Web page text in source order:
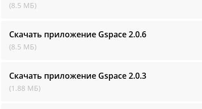
(8.5 МБ)
Скачать приложение Gspace2.0.6
(8.5 МБ)
Скачать приложение Gspace2.0.3
(1.88 МБ)